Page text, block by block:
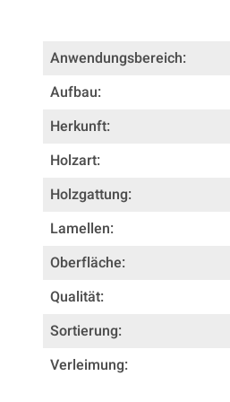
Anwendungsbereich:
Aufbau:
Herkunft:
Holzart:
Holzgattung:
Lamellen:
Oberfläche:
Qualität:
Sortierung:
Verleimung: